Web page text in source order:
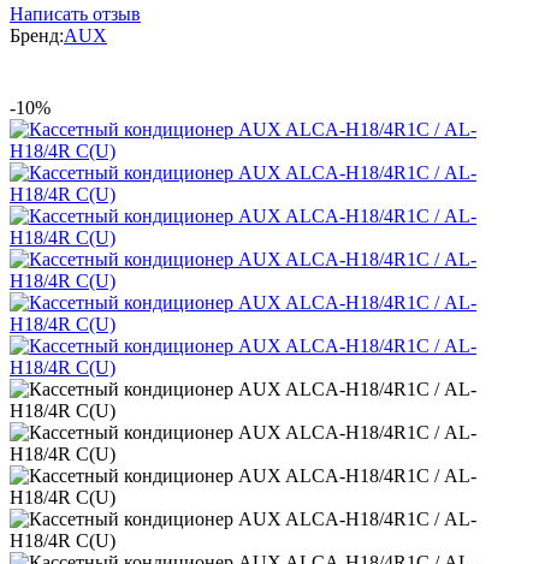
Написать отзыв
Бренд:AUX
-10%